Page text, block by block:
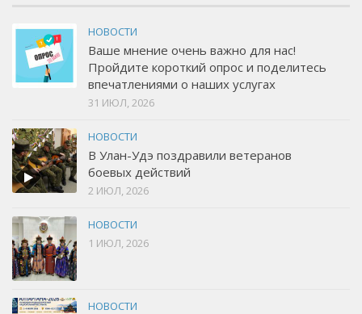
НОВОСТИ
Ваше мнение очень важно для нас!
Пройдите короткий опрос и поделитесь
впечатлениями о наших услугах
31 ИЮЛ, 2026
НОВОСТИ
В Улан-Удэ поздравили ветеранов
боевых действий
2 ИЮЛ, 2026
НОВОСТИ
1 ИЮЛ, 2026
НОВОСТИ